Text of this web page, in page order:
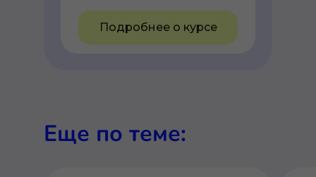
Подробнее о курсе
Еще по теме: